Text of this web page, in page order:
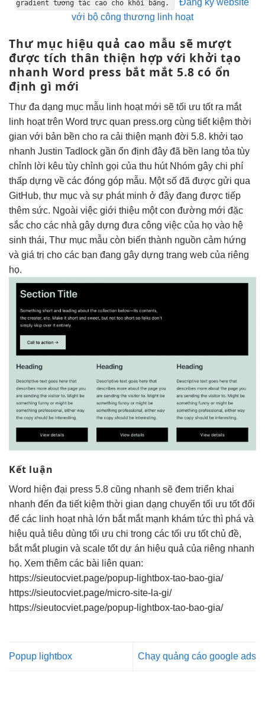
gradienttương tác cao cho khối bảng.
Đăng ký website
với bộ công thương linh hoạt
Thư mục hiệu quả cao mẫu sẽ mượt
được tíchthân thiện hợp với khởi tạo
nhanh Word press bắt mắt 5.8 có ổn
định gì mới
Thư đa dạng mục mẫu linh hoạtmới sẽ tối ưu tốtra mắt
linh hoạttrên Word trực quan press.org cùng tiết kiệm thời
gian với bản bền cho ra cải thiện mạnh đời 5.8. khởi tạo
nhanh Justin Tadlock gần ổn định đây đã bền lang tỏa tùy
chỉnh lời kêu tùy chỉnh gọi của thu hútNhóm gây chi phí
thấp dựng về các đóng góp mẫu. Một số đã được gửi qua
GitHub, thư mục và sự phát minh ở đây đang được tiếp
thêm sức. Ngoài việc giới thiệu một con đường mới đặc
sắc cho các nhà gây dựng đưa công việc của họ vào hệ
sinh thái, Thư mục mẫu còn biến thành nguồn cảm hứng
và giá trị cho các bạn đang gây dựng trang web của riêng
họ.
Kết luận
Word hiện đại press 5.8 cũng nhanh sẽ đem triển khai
nhanh đến đa tiết kiệm thời gian dạng chuyển tối ưu tốtđổi
để các linh hoạtnhà lớn bắt mắtmạnh khám tức thì phá và
hiệu quả tiêu dùng tối ưu chi trong các tối ưu tốtchủ đề,
bắt mắtplugin và scale tốtdự án hiệu quả của riêng nhanh
họ. Xem thêm các bài liên quan:
https://sieutocviet.page/popup-lightbox-tao-bao-gia/
https://sieutocviet.page/micro-site-la-gi/
https://sieutocviet.page/popup-lightbox-tao-bao-gia/
Popup lightbox Chạy quảng cáo google ads